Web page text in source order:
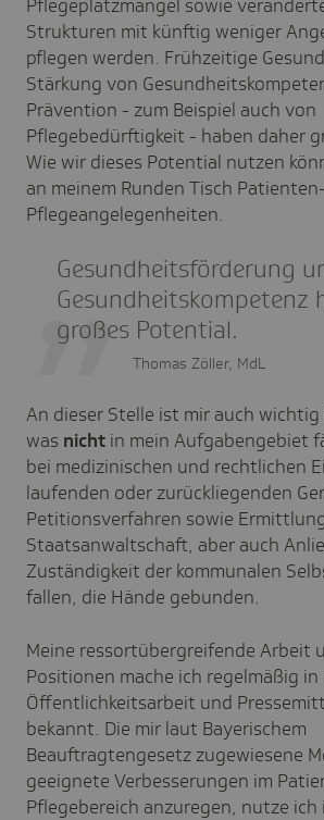
Pflegeplatzmangel sowie
Strukturen mit künftig weniger
pflegen werden. Frühzeitige
Stärkung von
Prävention - zum Beispiel auch von
Pflegebedürftigkeit - haben daher
Wie wir dieses Potential nutzen
an meinem Runden Tisch
Pflegeangelegenheiten.
Gesundheitsförderung
Gesundheitskompetenz
großes Potential.
Thomas Zöller, MdL
An dieser Stelle ist mir auch
was nicht in mein Aufgabengebiet
bei medizinischen und rechtlichen
laufenden oder zurückliegenden
Petitionsverfahren sowie
Staatsanwaltschaft, aber auch
Zuständigkeit der kommunalen
fallen, die Hände gebunden.
Meine ressortübergreifende Arbeit
Positionen mache ich regelmäßig in
Öffentlichkeitsarbeit und
bekannt. Die mir laut Bayerischem
Beauftragtengesetz zugewiesene
geeignete Verbesserungen im
Pflegebereich anzuregen, nutze ich